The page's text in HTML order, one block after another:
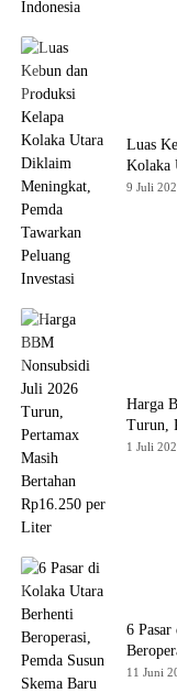
Luas
Kolaka
Pemda
9 Juli
Harga
Turun,
1 Juli
6
11 Juni